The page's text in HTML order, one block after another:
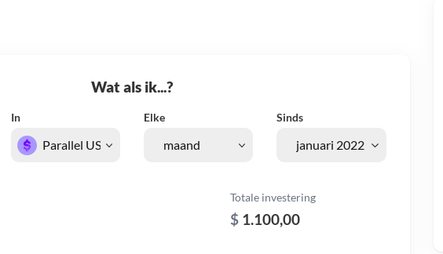
Wat als ik...?
In Elke Sinds
Totale investering
$ 1.100,00